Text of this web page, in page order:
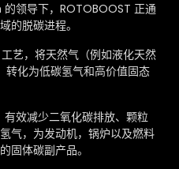
领导下，ROTOBOOST 正通
的脱碳进程。
艺，将天然气（例如液化天然
化为低碳氢气和高价值固态
效减少二氧化碳排放、颗粒
气，为发动机，锅炉以及燃料
固体碳副产品。